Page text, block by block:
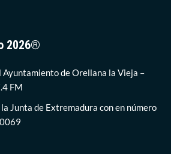
2026®
de Orellana la Vieja –
FM
Junta de Extremadura con en número